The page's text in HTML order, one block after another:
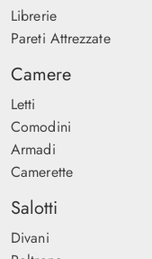
Librerie
Pareti Attrezzate
Camere
Letti
Comodini
Armadi
Camerette
Salotti
Divani